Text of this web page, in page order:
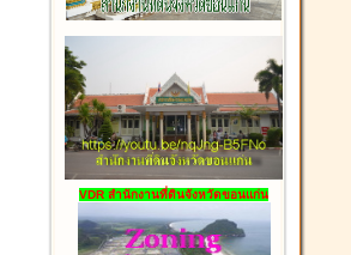
VDR สำนักงานที่ดินจังหวัดขอนแก่น